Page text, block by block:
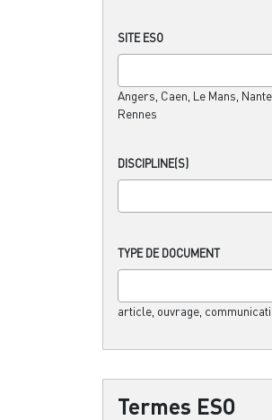
SITE ESO
Angers, Caen, Le Mans,
Rennes
DISCIPLINE(S)
TYPE DE DOCUMENT
article, ouvrage,
Termes ESO